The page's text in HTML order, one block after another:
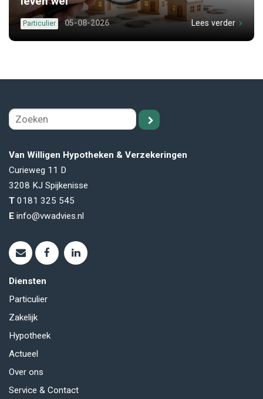
Particulier 05-08-2026 Lees verder
Van Willigen Hypotheken & Verzekeringen
Curieweg 11 D
3208 KJ Spijkenisse
T 0181 325 545
E info@vwadvies.nl
Diensten
Particulier
Zakelijk
Hypotheek
Actueel
Over ons
Service & Contact